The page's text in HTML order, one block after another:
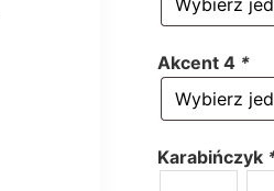
Akcent 4 *
Karabińczyk